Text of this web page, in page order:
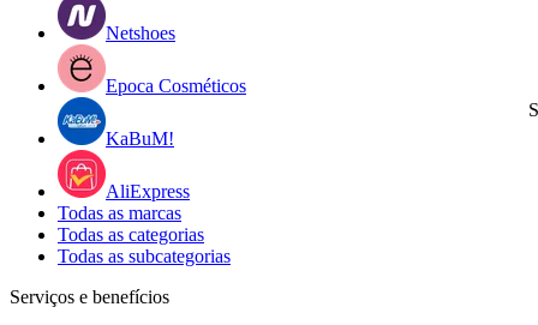
Netshoes
Epoca Cosméticos
KaBuM!
AliExpress
Todas as marcas
Todas as categorias
Todas as subcategorias
Serviços e benefícios